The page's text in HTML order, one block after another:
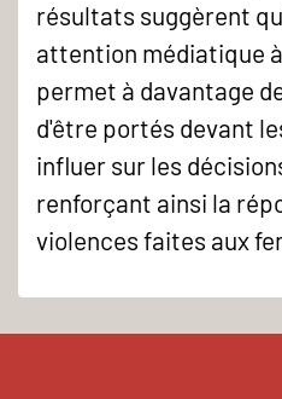
résultats suggèrent
attention médiatique
permet à davantage
d'être portés devant
influer sur les
renforçant ainsi la
violences faites aux